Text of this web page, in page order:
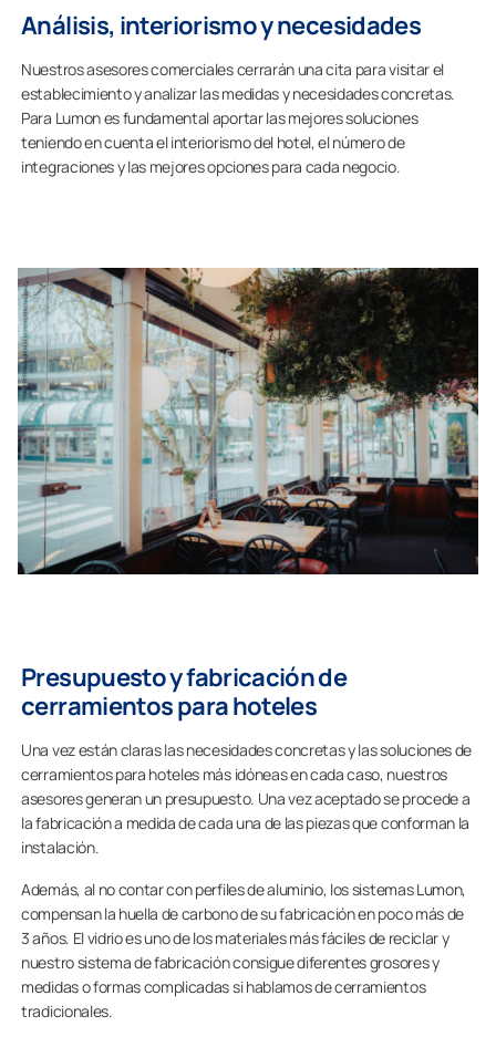
Análisis, interiorismo y necesidades
Nuestros asesores comerciales cerrarán una cita para visitar el
establecimiento y analizar las medidas y necesidades concretas.
Para Lumon es fundamental aportar las mejores soluciones
teniendo en cuenta el interiorismo del hotel, el número de
integraciones y las mejores opciones para cada negocio.
Presupuesto y fabricación de
cerramientos para hoteles
Una vez están claras las necesidades concretas y las soluciones de
cerramientos para hoteles más idóneas en cada caso, nuestros
asesores generan un presupuesto. Una vez aceptado se procede a
la fabricación a medida de cada una de las piezas que conforman la
instalación.
Además, al no contar con perfiles de aluminio, los sistemas Lumon,
compensan la huella de carbono de su fabricación en poco más de
3 años. El vidrio es uno de los materiales más fáciles de reciclar y
nuestro sistema de fabricación consigue diferentes grosores y
medidas o formas complicadas si hablamos de cerramientos
tradicionales.